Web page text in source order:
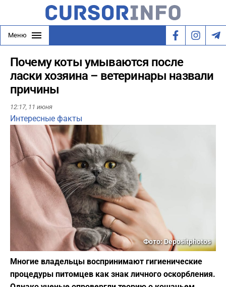
Меню
Почему коты умываются после
ласки хозяина – ветеринары назвали
причины
12:17, 11 июня
Интересные факты
Фото: Depositphotos
Многие владельцы воспринимают гигиенические
процедуры питомцев как знак личного оскорбления.